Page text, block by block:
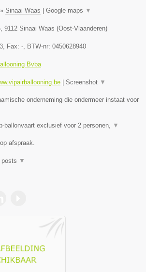
» Sinaai Waas | Google maps ▼
9112 Sinaai Waas (Oost-Vlaanderen)
, Fax: - , BTW-nr: 0450628940
Bvba
| Screenshot ▼
onderneming die ondermeer instaat voor
ballonvaart exclusief voor 2 personen, ▼
afspraak.
posts ▼